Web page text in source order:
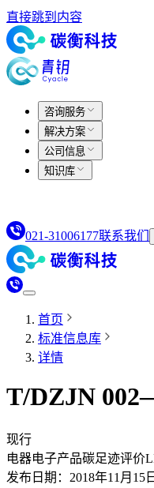
直接跳到内容
咨询服务
解决方案
公司信息
知识库
021-31006177联系我们
首页
标准信息库
详情
T/DZJN
现行
电器电子产品碳足迹评价
发布日期： 2018年11月15日